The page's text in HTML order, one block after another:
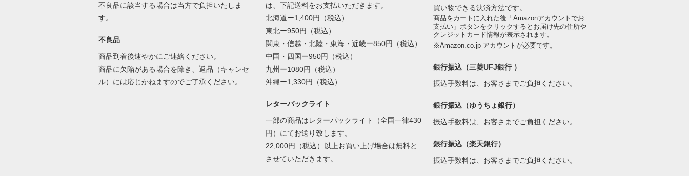
不良品に該当する場合は当方で負担いたしま
す。
不良品
商品到着後速やかにご連絡ください。
商品に欠陥がある場合を除き、返品（キャンセ
ル）には応じかねますのでご了承ください。
は、下記送料をお支払いただきます。
北海道ー1,400円（税込）
東北ー950円（税込）
関東・信越・北陸・東海・近畿ー850円（税込）
中国・四国ー950円（税込）
九州ー1080円（税込）
沖縄ー1,330円（税込）
レターパックライト
一部の商品はレターパックライト（全国一律430
円）にてお送り致します。
22,000円（税込）以上お買い上げ場合は無料と
させていただきます。
買い物できる決済方法です。
商品をカートに入れた後「Amazonアカウントでお
支払い」ボタンをクリックするとお届け先の住所や
クレジットカード情報が表示されます。
※Amazon.co.jp アカウントが必要です。
銀行振込（三菱UFJ銀行 ）
振込手数料は、お客さまでご負担ください。
銀行振込（ゆうちょ銀行）
振込手数料は、お客さまでご負担ください。
銀行振込（楽天銀行）
振込手数料は、お客さまでご負担ください。